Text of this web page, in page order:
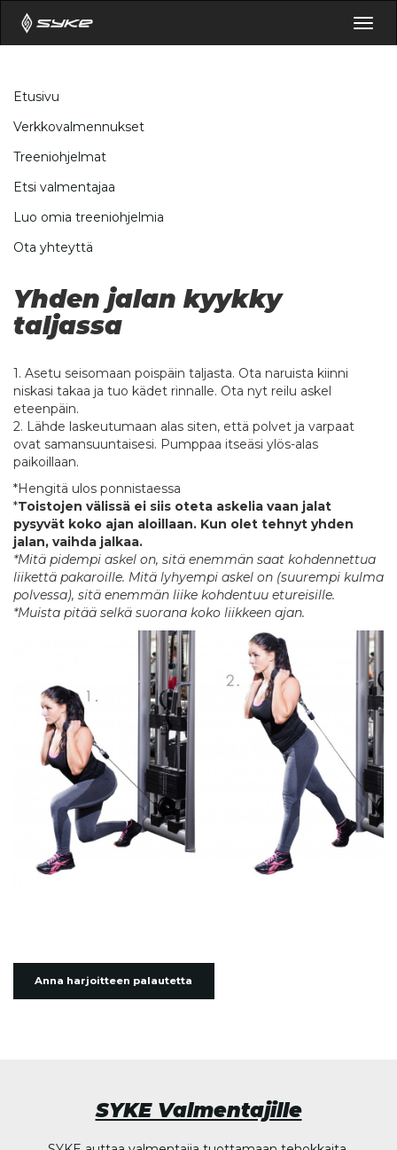
Etusivu
Verkkovalmennukset
Treeniohjelmat
Etsi valmentajaa
Luo omia treeniohjelmia
Ota yhteyttä
Yhden jalan kyykky
taljassa
1. Asetu seisomaan poispäin taljasta. Ota naruista kiinni
niskasi takaa ja tuo kädet rinnalle. Ota nyt reilu askel
eteenpäin.
2. Lähde laskeutumaan alas siten, että polvet ja varpaat
ovat samansuuntaisesi. Pumppaa itseäsi ylös-alas
paikoillaan.
*Hengitä ulos ponnistaessa
*Toistojen välissä ei siis oteta askelia vaan jalat
pysyvät koko ajan aloillaan. Kun olet tehnyt yhden
jalan, vaihda jalkaa.
*Mitä pidempi askel on, sitä enemmän saat kohdennettua
liikettä pakaroille. Mitä lyhyempi askel on (suurempi kulma
polvessa), sitä enemmän liike kohdentuu etureisille.
*Muista pitää selkä suorana koko liikkeen ajan.
Anna harjoitteen palautetta
SYKE Valmentajille